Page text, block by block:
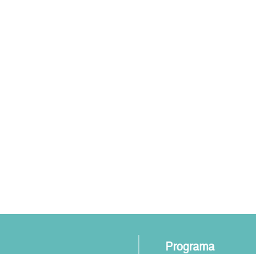
Programa